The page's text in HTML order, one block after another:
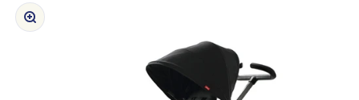
Zoom avant/arrière